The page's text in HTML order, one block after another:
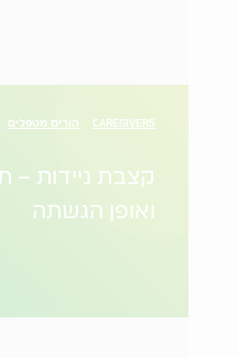
CAREGIVERS הורים מטפלים
קצבת ניידות –
ואופן הגשתה